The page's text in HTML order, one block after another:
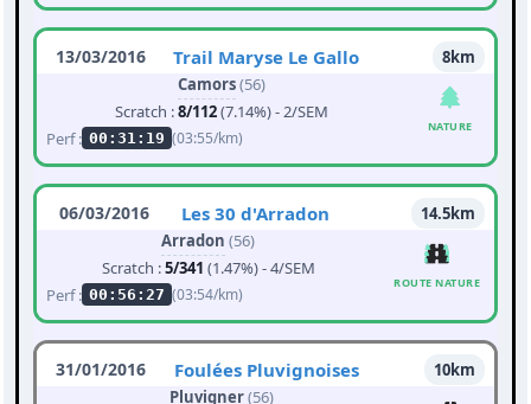
13/03/2016 Trail Maryse Le Gallo
8km
Camors(56)
Scratch :8/112(7.14%) - 2/SEM
Perf : 00:31:19 (03:55/km)
NATURE
06/03/2016 Les 30 d'Arradon
14.5km
Arradon (56)
Scratch :5/341 (1.47%) - 4/SEM
Perf : 00:56:27 (03:54/km)
ROUTE NATURE
31/01/2016 Foulées Pluvignoises
10km
Pluvigner(56)